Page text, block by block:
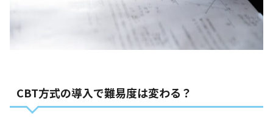
CBT方式の導入で難易度は変わる？